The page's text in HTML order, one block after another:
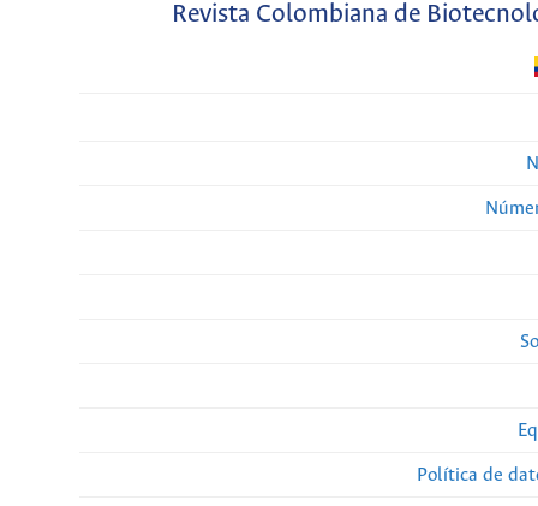
Revista Colombiana de
Política de